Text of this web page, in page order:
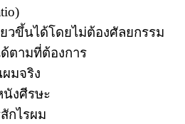
วขึ้นได้โดยไม่ต้องศัลยกรรม
ตามที่ต้องการ
ผมจริง
งศีรษะ
กไรผม